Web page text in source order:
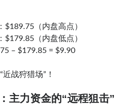
$189.75（内盘高点）
$179.85（内盘低点）
– $179.85 = $9.90
战狩猎场”！
主力资金的“远程狙击”